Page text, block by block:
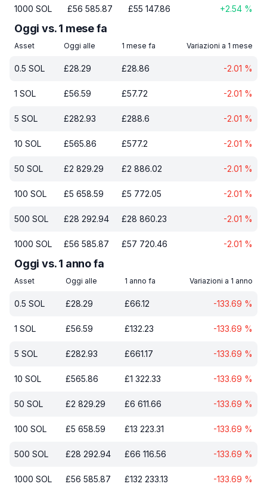
1000 SOL £56 585.87 £55 147.86 +2.54 %
Oggi vs. 1 mese fa
Asset Oggi alle 1 mese fa Variazioni a 1 mese
0.5 SOL £28.29 £28.86 -2.01 %
1 SOL £56.59 £57.72 -2.01 %
5 SOL £282.93 £288.6 -2.01 %
10 SOL £565.86 £577.2 -2.01 %
50 SOL £2 829.29 £2 886.02 -2.01 %
100 SOL £5 658.59 £5 772.05 -2.01 %
500 SOL £28 292.94 £28 860.23 -2.01 %
1000 SOL £56 585.87 £57 720.46 -2.01 %
Oggi vs. 1 anno fa
Asset Oggi alle 1 anno fa Variazioni a 1 anno
0.5 SOL £28.29 £66.12 -133.69 %
1 SOL £56.59 £132.23 -133.69 %
5 SOL £282.93 £661.17 -133.69 %
10 SOL £565.86 £1 322.33 -133.69 %
50 SOL £2 829.29 £6 611.66 -133.69 %
100 SOL £5 658.59 £13 223.31 -133.69 %
500 SOL £28 292.94 £66 116.56 -133.69 %
1000 SOL £56 585.87 £132 233.13 -133.69 %